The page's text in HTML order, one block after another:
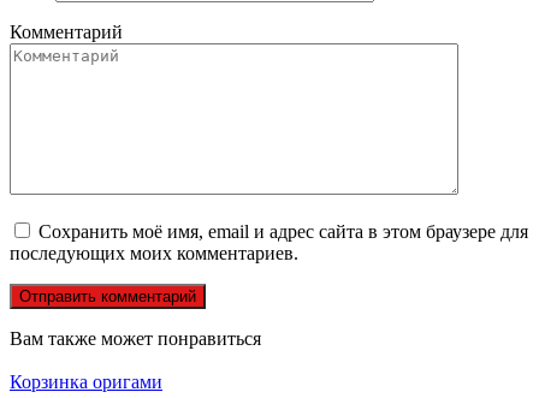
Комментарий
Сохранить моё имя, email и адрес сайта в этом браузере для
последующих моих комментариев.
Вам также может понравиться
Корзинка оригами